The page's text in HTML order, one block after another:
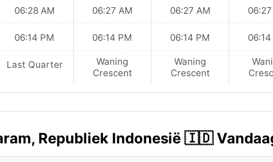
06:28 AM
06:14 PM
Last Quarter
06:27 AM
06:14 PM
Waning
Crescent
06:27 AM
06:14 PM
Waning
Crescent
Republiek Indonesië 🇮🇩